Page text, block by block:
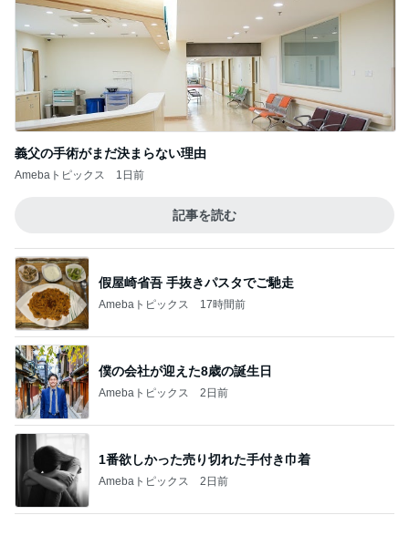
義父の手術がまだ決まらない理由
Amebaトピックス 1日前
記事を読む
Amebaトピックス 17時間前
僕の会社が迎えた8歳の誕生日
Amebaトピックス 2日前
1番欲しかった売り切れた手付き巾着
Amebaトピックス 2日前